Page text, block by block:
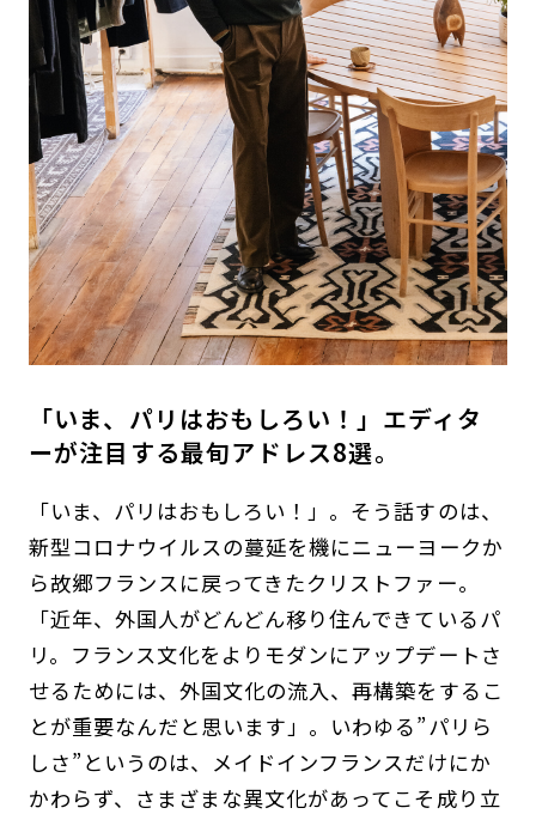
「いま、パリはおもしろい！」エディタ
ーが注目する最旬アドレス8選。
「いま、パリはおもしろい！」。そう話すのは、
新型コロナウイルスの蔓延を機にニューヨークか
ら故郷フランスに戻ってきたクリストファー。
「近年、外国人がどんどん移り住んできているパ
リ。フランス文化をよりモダンにアップデートさ
せるためには、外国文化の流入、再構築をするこ
とが重要なんだと思います」。いわゆる”パリら
しさ”というのは、メイドインフランスだけにか
かわらず、さまざまな異文化があってこそ成り立